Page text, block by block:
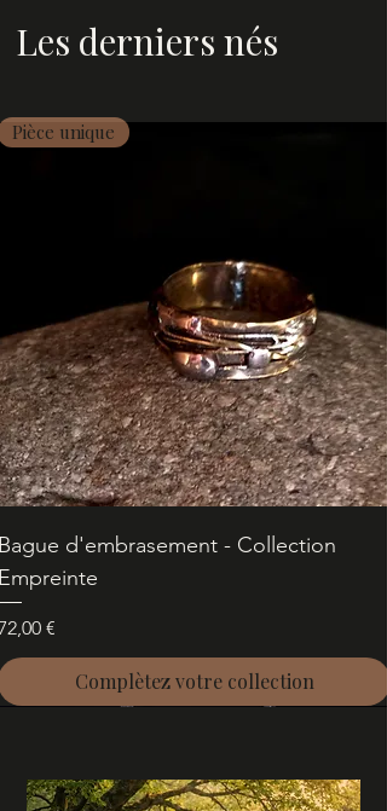
Les derniers nés
Pièce unique
d'embrasement - Collection
€
Complètez votre collection